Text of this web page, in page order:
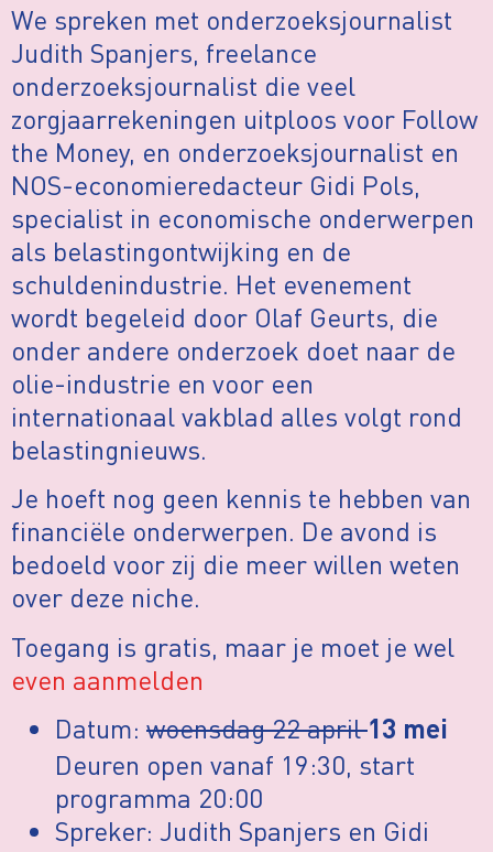
We spreken met onderzoeksjournalist
Judith Spanjers, freelance
onderzoeksjournalist die veel
zorgjaarrekeningen uitploos voor Follow
the Money, en onderzoeksjournalist en
NOS-economieredacteur Gidi Pols,
specialist in economische onderwerpen
als belastingontwijking en de
schuldenindustrie. Het evenement
wordt begeleid door Olaf Geurts, die
onder andere onderzoek doet naar de
olie-industrie en voor een
internationaal vakblad alles volgt rond
belastingnieuws.
Je hoeft nog geen kennis te hebben van
financiële onderwerpen. De avond is
bedoeld voor zij die meer willen weten
over deze niche.
Toegang is gratis, maar je moet je wel
even aanmelden
Datum: woensdag 22 april13 mei
Deuren open vanaf 19:30, start
programma 20:00
Spreker: Judith Spanjers en Gidi